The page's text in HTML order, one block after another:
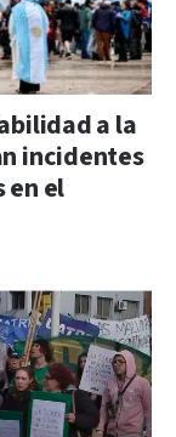
a la
incidentes
en el